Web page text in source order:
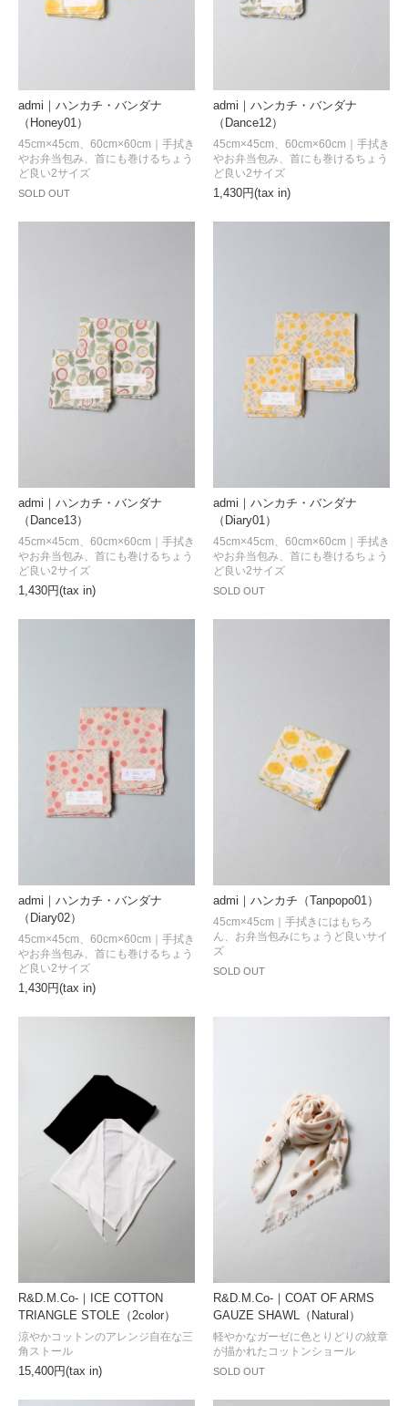
admi｜ハンカチ・バンダナ
（Honey01）
SOLD OUT
45cm×45cm、60cm×60cm｜手拭き
やお弁当包み、首にも巻けるちょう
ど良い2サイズ
admi｜ハンカチ・バンダナ
（Dance12）
1,430円(tax in)
45cm×45cm、60cm×60cm｜手拭き
やお弁当包み、首にも巻けるちょう
ど良い2サイズ
admi｜ハンカチ・バンダナ
（Dance13）
1,430円(tax in)
45cm×45cm、60cm×60cm｜手拭き
やお弁当包み、首にも巻けるちょう
ど良い2サイズ
admi｜ハンカチ・バンダナ
（Diary01）
SOLD OUT
45cm×45cm、60cm×60cm｜手拭き
やお弁当包み、首にも巻けるちょう
ど良い2サイズ
admi｜ハンカチ・バンダナ
（Diary02）
1,430円(tax in)
45cm×45cm、60cm×60cm｜手拭き
やお弁当包み、首にも巻けるちょう
ど良い2サイズ
admi｜ハンカチ（Tanpopo01）
SOLD OUT
45cm×45cm｜手拭きにはもちろ
ん、お弁当包みにちょうど良いサイ
ズ
R&D.M.Co-｜ICE COTTON
TRIANGLE STOLE（2color）
15,400円(tax in)
涼やかコットンのアレンジ自在な三
角ストール
R&D.M.Co-｜COAT OF ARMS
GAUZE SHAWL（Natural）
SOLD OUT
軽やかなガーゼに色とりどりの紋章
が描かれたコットンショール